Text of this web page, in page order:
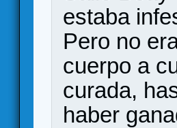
estaba
Pero no
cuerpo a
curada,
haber